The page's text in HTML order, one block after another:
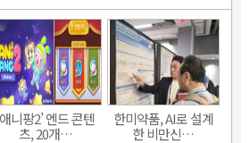
애니팡2’ 엔드 콘텐
츠, 20개…
한미약품, AI로 설계
한 비만신…